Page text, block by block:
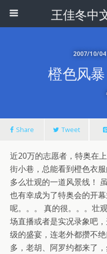
王佳冬中
2007/10/
橙色风
Share Tweet
近20万的志愿者，特奥在
街小巷，总能看到橙色衣
多么壮观的一道风景线！
也有幸成为了特奥会的开
呢。。。 真的很。。。壮
场直播或者是实况录象吧
级的盛宴，连老外都攒不
多，老胡、阿罗约都来了